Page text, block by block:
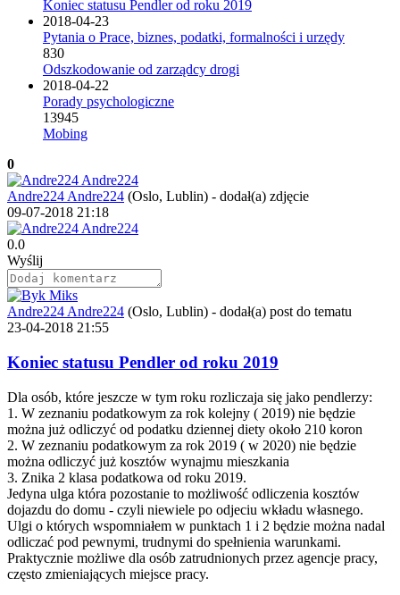
Koniec statusu Pendler od roku 2019
2018-04-23
Pytania o Prace, biznes, podatki, formalności i urzędy
830
Odszkodowanie od zarządcy drogi
2018-04-22
Porady psychologiczne
13945
Mobing
0
Andre224 Andre224 (Oslo, Lublin) - dodał(a) zdjęcie
09-07-2018 21:18
0.0
Wyślij
Andre224 Andre224 (Oslo, Lublin) - dodał(a) post do tematu
23-04-2018 21:55
Koniec statusu Pendler od roku 2019
Dla osób, które jeszcze w tym roku rozliczaja się jako pendlerzy:
1. W zeznaniu podatkowym za rok kolejny ( 2019) nie będzie
można już odliczyć od podatku dziennej diety około 210 koron
2. W zeznaniu podatkowym za rok 2019 ( w 2020) nie będzie
można odliczyć już kosztów wynajmu mieszkania
3. Znika 2 klasa podatkowa od roku 2019.
Jedyna ulga która pozostanie to możliwość odliczenia kosztów
dojazdu do domu - czyli niewiele po odjeciu wkładu własnego.
Ulgi o których wspomniałem w punktach 1 i 2 będzie można nadal
odliczać pod pewnymi, trudnymi do spełnienia warunkami.
Praktycznie możliwe dla osób zatrudnionych przez agencje pracy,
często zmieniających miejsce pracy.